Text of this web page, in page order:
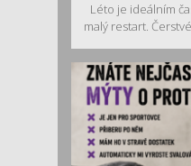
Léto je ideálním
malý restart.